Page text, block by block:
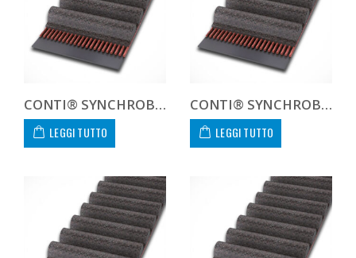
CONTI® SYNCHROBELT 670H300
LEGGI TUTTO
CONTI® SYNCHROBELT 700H300
LEGGI TUTTO